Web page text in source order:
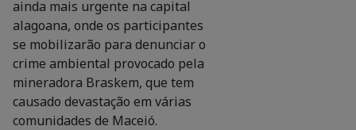
ainda mais urgente na capital
alagoana, onde os participantes
se mobilizarão para denunciar o
crime ambiental provocado pela
mineradora Braskem, que tem
causado devastação em várias
comunidades de Maceió.